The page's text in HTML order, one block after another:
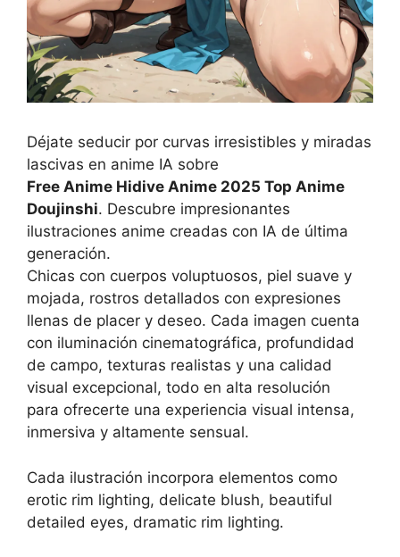
Déjate seducir por curvas irresistibles y miradas
lascivas en anime IA sobre
Free Anime Hidive Anime 2025 Top Anime
Doujinshi. Descubre impresionantes
ilustraciones anime creadas con IA de última
generación.
Chicas con cuerpos voluptuosos, piel suave y
mojada, rostros detallados con expresiones
llenas de placer y deseo. Cada imagen cuenta
con iluminación cinematográfica, profundidad
de campo, texturas realistas y una calidad
visual excepcional, todo en alta resolución
para ofrecerte una experiencia visual intensa,
inmersiva y altamente sensual.
Cada ilustración incorpora elementos como
erotic rim lighting, delicate blush, beautiful
detailed eyes, dramatic rim lighting.